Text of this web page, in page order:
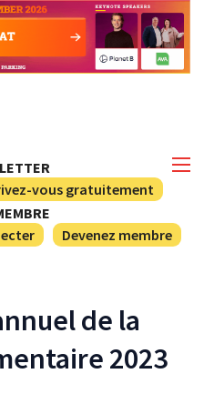
vous gratuitement
Devenez membre
de la
2023